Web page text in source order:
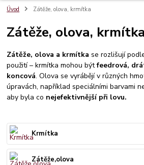
Úvod Zátěže, olova, krmítka
Zátěže, olova, krmítka
Zátěže, olova a krmítka se rozlišují
použití – krmítka mohou býtfeedrová,
koncová. Olova se vyrábějí v různých
úpravách, například speciálními barvami
aby byla co nejefektivnější při lovu.
Krmítka
Zátěže,olova